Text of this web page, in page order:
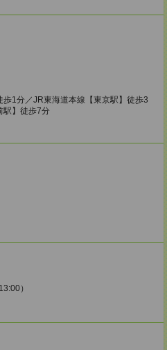
1分／JR東海道本線【東京駅】徒歩3
駅】徒歩7分
）